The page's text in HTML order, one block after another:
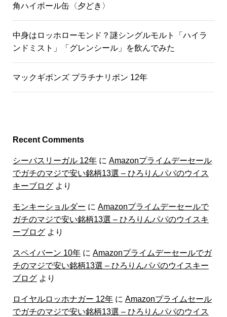
角ハイボール缶〈夕どき〉
中身はロッホローモンド？謎シングルモルト「ハイラ
ンドミスト」「グレンシール」を飲んでみた
マックギボンズ プラチナリボン 12年
Recent Comments
シーバスリーガル 12年に Amazonプライムデーセール
でガチのマジで安い銘柄13選 – ひろりんパパのウイス
キーブログより
モンキーショルダー に Amazonプライムデーセールで
ガチのマジで安い銘柄13選 – ひろりんパパのウイスキ
ーブログより
スペイバーン 10年に Amazonプライムデーセールでガ
チのマジで安い銘柄13選 – ひろりんパパのウイスキー
ブログより
ロイヤルロッホナガー 12年に Amazonプライムセール
でガチのマジで安い銘柄13選 – ひろりんパパのウイス